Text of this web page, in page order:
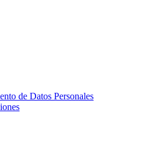
de Datos Personales